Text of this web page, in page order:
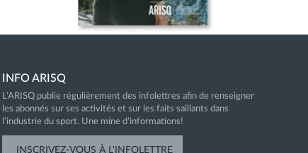
INFO ARISQ
L’ARISQ publie régulièrement des infolettres afin de renseigner
les abonnés sur ses activités et sur les faits saillants dans
l’industrie du sport. Une mine d’informations!
INSCRIVEZ-VOUS À L'INFOLETTRE